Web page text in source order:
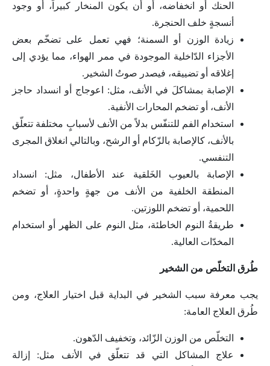
الحنك أو انخفاضه، أو أن يكون المنخار كبيراً، أو وجود
أنسجةٍ خلف الحنجرة.
زيادة الوزن أو السمنة؛ فهي تعمل على تضخّم بعض
الأجزاء الدّاخلية الموجودة في ممر الهواء، مما يؤدي إلى
إغلاقه أو تضييقه، فيصدر صوتُ الشخير.
الإصابة بمشاكلَ في الأنف، مثل: اعوجاج أو انسداد حاجز
الأنف، أو تضخم المحارات الأنفية.
استخدام الفم للتنفّس بدلاً من الأنف لأسبابٍ مختلفة تتعلّق
بالأنف، كالإصابة بالزّكام أو الرشح، وبالتالي انغلاق المجرى
التنفسي.
الإصابة بالعيوب الخَلقية عند الأطفال، مثل: انسداد
المنطقة الخلفية من الأنف من جهةٍ واحدةٍ، أو تضخم
اللحمية، أو تضخم اللوزتين.
طريقةُ النوم الخاطئة، مثل النوم على الظهر أو استخدام
المخدّات العالية.
طُرق التخلّص من الشخير
يجب معرفة سبب الشخير في البداية قبل اختيار العلاج، ومن
طُرق العلاج العامة:
التخلّص من الوزن الزّائد، وتخفيف الدّهون.
علاج المشاكل التي قد تتعلّق في الأنف مثل: إزالة